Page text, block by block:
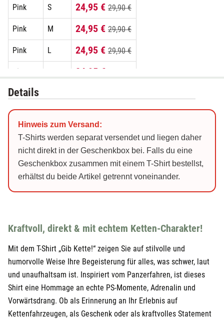
Pink S 24,95 € 29,90 €
Pink M 24,95 € 29,90 €
Pink L 24,95 € 29,90 €
Pink 24,95 €
Pink
Schwarz M 24,95 €29,90 €
29,90 €
Schwarz XL 24,95 €29,90 €
Weiß S 24,95 € 29,90 €
Weiß M 24,95 € 29,90 €
Weiß L 24,95 €29,90 €
Weiß XL 24,95 €29,90 €
24,95 € 29,90 €
Details
Hinweis zum Versand:
T-Shirts werden separat versendet und liegen daher
nicht direkt in der Geschenkbox bei. Falls du eine
Geschenkbox zusammen mit einem T-Shirt bestellst,
erhältst du beide Artikel getrennt voneinander.
Kraftvoll, direkt & mit echtem Ketten-Charakter!
Mit dem T-Shirt „Gib Kette!“ zeigen Sie auf stilvolle und
humorvolle Weise Ihre Begeisterung für alles, was schwer, laut
und unaufhaltsam ist. Inspiriert vom Panzerfahren, ist dieses
Shirt eine Hommage an echte PS-Momente, Adrenalin und
Vorwärtsdrang. Ob als Erinnerung an Ihr Erlebnis auf
Kettenfahrzeugen, als Geschenk oder als kraftvolles Statement